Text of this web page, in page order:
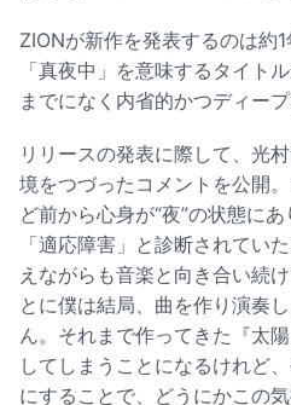
ZIONが新作を発表するのは約
「真夜中」を意味するタイト
までになく内省的かつディー
リリースの発表に際して、光
境をつづったコメントを公開
ど前から心身が“夜”の状態に
「適応障害」と診断されてい
えながらも音楽と向き合い続
とに僕は結局、曲を作り演奏
ん。それまで作ってきた『太
してしまうことになるけれど
にすることで、どうにかこの